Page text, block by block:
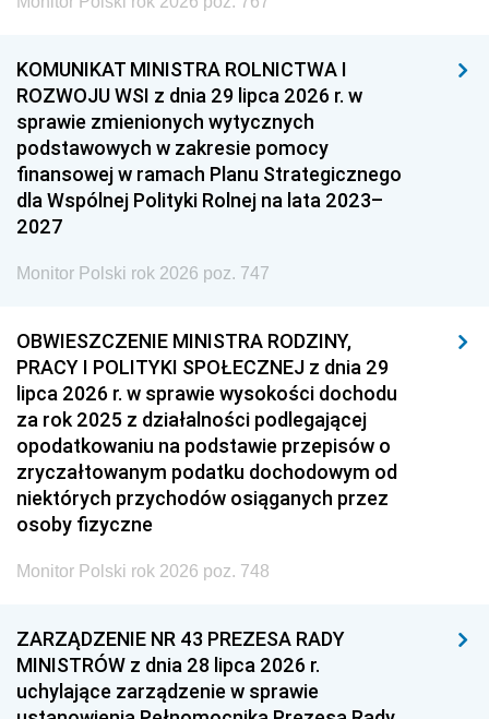
KOMUNIKAT MINISTRA ROLNICTWA I
ROZWOJU WSI z dnia 29 lipca 2026 r. w
sprawie zmienionych wytycznych
podstawowych w zakresie pomocy
finansowej w ramach Planu Strategicznego
dla Wspólnej Polityki Rolnej na lata 2023–
2027
Monitor Polski rok 2026 poz. 747
OBWIESZCZENIE MINISTRA RODZINY,
PRACY I POLITYKI SPOŁECZNEJ z dnia 29
lipca 2026 r. w sprawie wysokości dochodu
za rok 2025 z działalności podlegającej
opodatkowaniu na podstawie przepisów o
zryczałtowanym podatku dochodowym od
niektórych przychodów osiąganych przez
osoby fizyczne
Monitor Polski rok 2026 poz. 748
ZARZĄDZENIE NR 43 PREZESA RADY
MINISTRÓW z dnia 28 lipca 2026 r.
uchylające zarządzenie w sprawie